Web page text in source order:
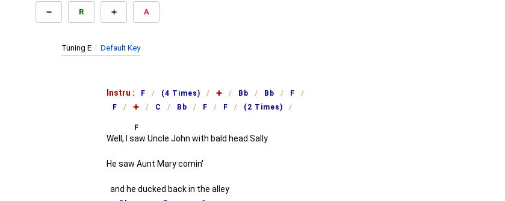
R A
Tuning E Default Key
Instru : F (4 Times) ✚ Bb Bb
F
F
✚ C Bb F F (2 Times)
Well, I s
F
aw Uncle John with bald head Sally
He saw Aunt Mary comin'
and he ducked back in the alley